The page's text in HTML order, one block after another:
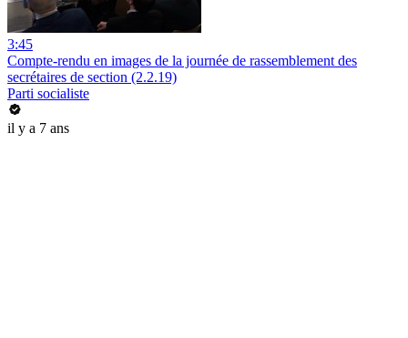
3:45
Compte-rendu en images de la journée de rassemblement des
secrétaires de section (2.2.19)
Parti socialiste
il y a 7 ans